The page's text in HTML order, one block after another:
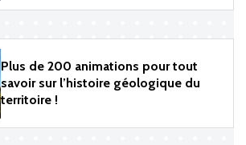
Plus de 200 animations pour tout
savoir sur l’histoire géologique du
territoire !